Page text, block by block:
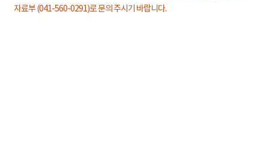
자료부 (041-560-0291)로 문의 주시기 바랍니다.